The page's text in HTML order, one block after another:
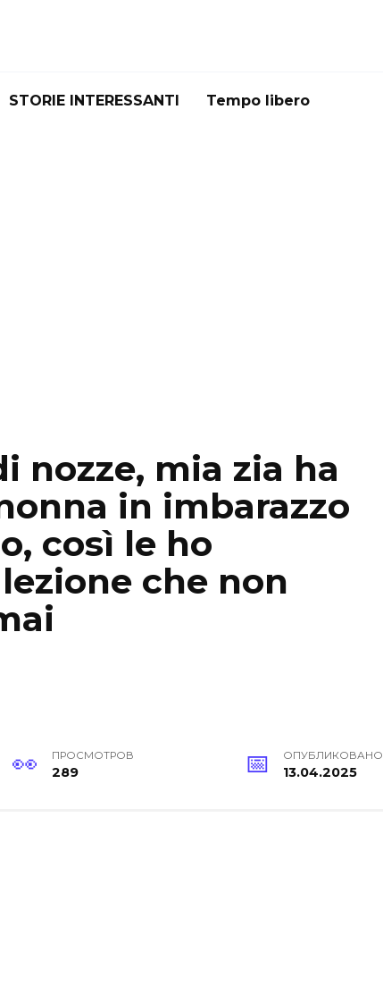
STORIE INTERESSANTI Tempo libero
nozze, mia zia ha
in imbarazzo
così le ho
che non
ПРОСМОТРОВ
289
ОПУБЛИКОВАНО
13.04.2025